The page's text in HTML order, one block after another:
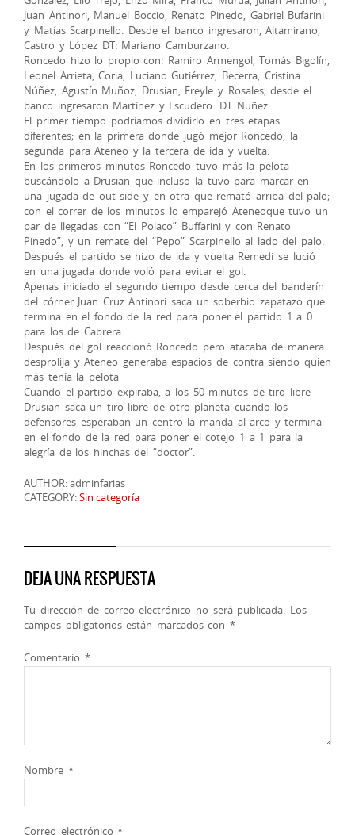
Juan Antinori, Manuel Boccio, Renato Pinedo, Gabriel Bufarini
y Matías Scarpinello. Desde el banco ingresaron, Altamirano,
Castro y López DT: Mariano Camburzano.
Roncedo hizo lo propio con: Ramiro Armengol, Tomás Bigolín,
Leonel Arrieta, Coria, Luciano Gutiérrez, Becerra, Cristina
Núñez, Agustín Muñoz, Drusian, Freyle y Rosales; desde el
banco ingresaron Martínez y Escudero. DT Nuñez.
El primer tiempo podríamos dividirlo en tres etapas
diferentes; en la primera donde jugó mejor Roncedo, la
segunda para Ateneo y la tercera de ida y vuelta.
En los primeros minutos Roncedo tuvo más la pelota
buscándolo a Drusian que incluso la tuvo para marcar en
una jugada de out side y en otra que remató arriba del palo;
con el correr de los minutos lo emparejó Ateneoque tuvo un
par de llegadas con “El Polaco” Buffarini y con Renato
Pinedo”, y un remate del “Pepo” Scarpinello al lado del palo.
Después el partido se hizo de ida y vuelta Remedi se lució
en una jugada donde voló para evitar el gol.
Apenas iniciado el segundo tiempo desde cerca del banderín
del córner Juan Cruz Antinori saca un soberbio zapatazo que
termina en el fondo de la red para poner el partido 1 a 0
para los de Cabrera.
Después del gol reaccionó Roncedo pero atacaba de manera
desprolija y Ateneo generaba espacios de contra siendo quien
más tenía la pelota
Cuando el partido expiraba, a los 50 minutos de tiro libre
Drusian saca un tiro libre de otro planeta cuando los
defensores esperaban un centro la manda al arco y termina
en el fondo de la red para poner el cotejo 1 a 1 para la
alegría de los hinchas del “doctor”.
AUTHOR: adminfarias
CATEGORY:Sin categoría
DEJA UNA RESPUESTA
Tu dirección de correo electrónico no será publicada. Los
campos obligatorios están marcados con *
Comentario *
Nombre *
Correo electrónico*